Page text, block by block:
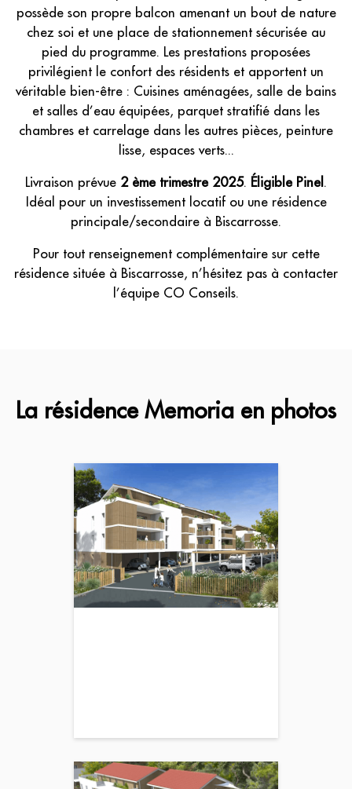
possède son propre balcon amenant un bout de nature
chez soi et une place de stationnement sécurisée au
pied du programme. Les prestations proposées
privilégient le confort des résidents et apportent un
véritable bien-être : Cuisines aménagées, salle de bains
et salles d’eau équipées, parquet stratifié dans les
chambres et carrelage dans les autres pièces, peinture
lisse, espaces verts...
Livraison prévue 2 ème trimestre 2025. Éligible Pinel.
Idéal pour un investissement locatif ou une résidence
principale/secondaire à Biscarrosse.
Pour tout renseignement complémentaire sur cette
résidence située à Biscarrosse, n’hésitez pas à contacter
l’équipe CO Conseils.
La résidence Memoria en photos